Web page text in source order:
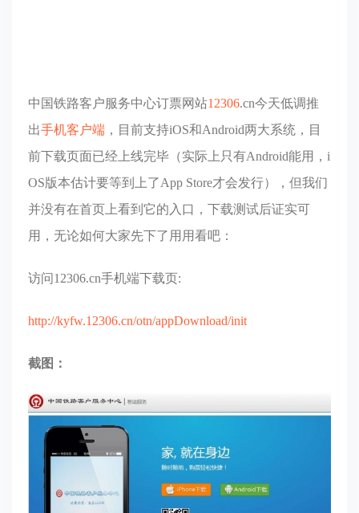
中国铁路客户服务中心订票网站12306.cn今天低调推
出手机客户端 ，目前支持iOS和Android两大系统，目
前下载页面已经上线完毕（实际上只有Android能用，i
OS版本估计要等到上了App Store才会发行），但我们
并没有在首页上看到它的入口，下载测试后证实可
用，无论如何大家先下了用用看吧：
访问12306.cn手机端下载页:
http://kyfw.12306.cn/otn/appDownload/init
截图：